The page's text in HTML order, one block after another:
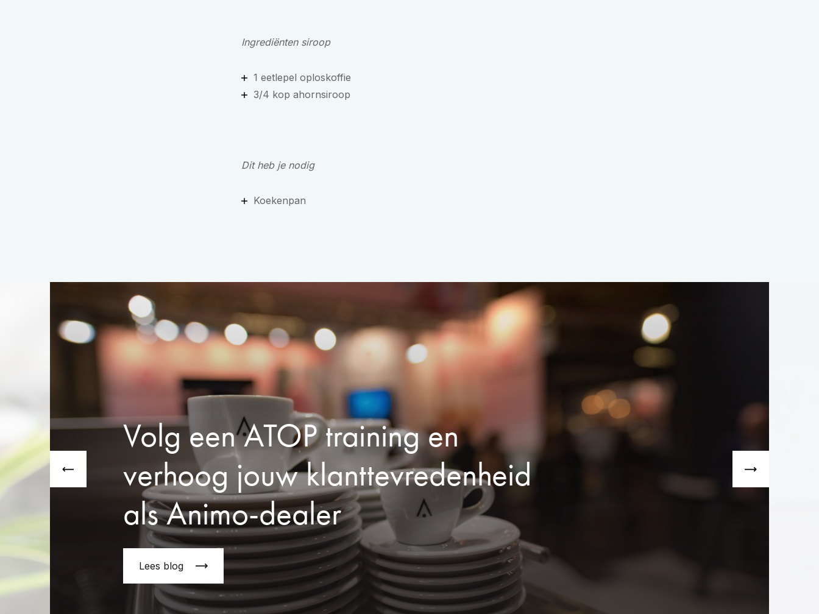
Ingrediënten siroop
1 eetlepel oploskoffie
3/4 kop ahornsiroop
Dit heb je nodig
Koekenpan
Volg een ATOP training en
verhoog jouw klanttevredenheid
als Animo-dealer
Lees blog